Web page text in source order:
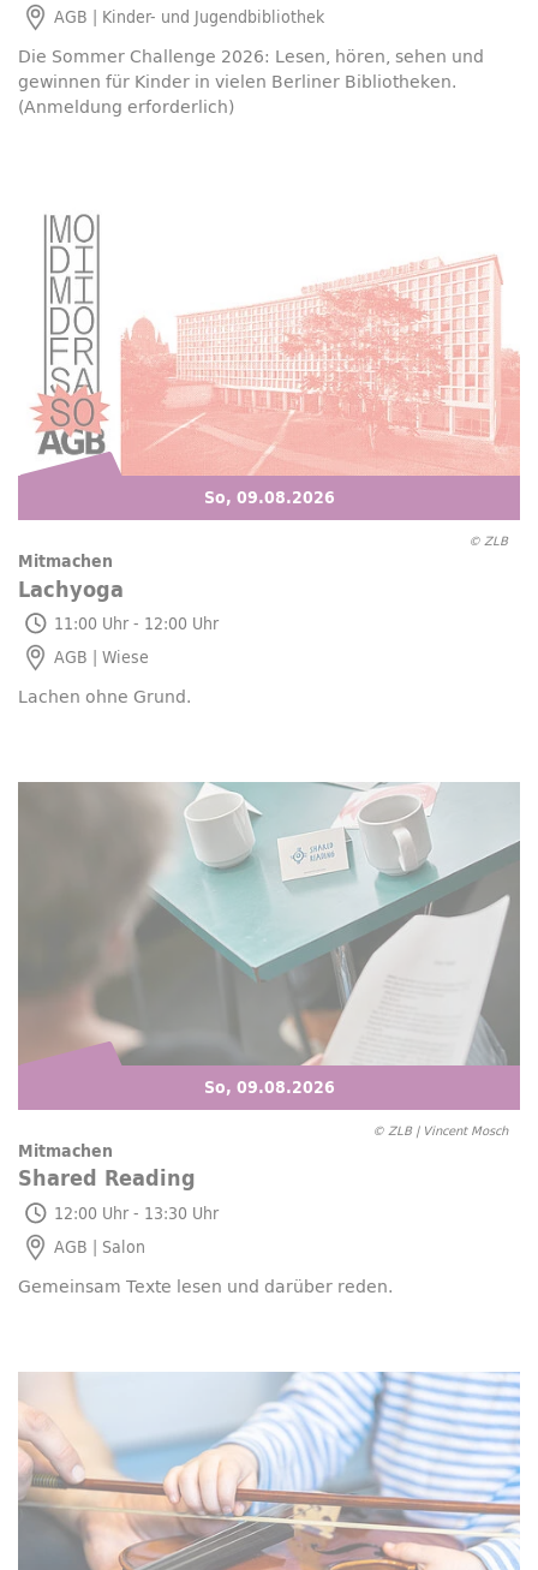
AGB | Kinder- und Jugendbibliothek
Die SommerChallenge 2026: Lesen, hören, sehen und
gewinnen für Kinder in vielen Berliner Bibliotheken.
(Anmeldung erforderlich)
© ZLB
So, 09.08.2026
Mitmachen
Lachyoga
So, 09.08.2026
11:00 Uhr - 12:00 Uhr
AGB | Wiese
Lachen ohne Grund.
© ZLB | Vincent Mosch
So, 09.08.2026
Mitmachen
Shared Reading
So, 09.08.2026
12:00 Uhr - 13:30 Uhr
AGB | Salon
Gemeinsam Texte lesen und darüber reden.